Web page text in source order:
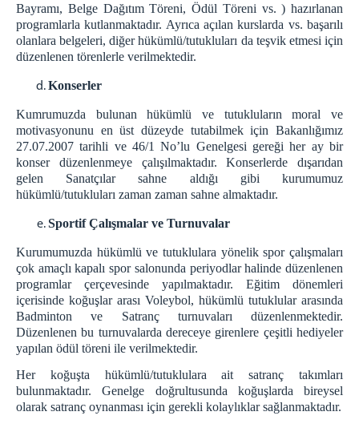
Bayramı, Belge Dağıtım Töreni, Ödül Töreni vs. ) hazırlanan
programlarla kutlanmaktadır. Ayrıca açılan kurslarda vs. başarılı
olanlara belgeleri, diğer hükümlü/tutukluları da teşvik etmesi için
düzenlenen törenlerle verilmektedir.
Konserler
Kumrumuzda bulunan hükümlü ve tutukluların moral ve
motivasyonunu en üst düzeyde tutabilmek için Bakanlığımız
27.07.2007 tarihli ve 46/1 No’lu Genelgesi gereği her ay bir
konser düzenlenmeye çalışılmaktadır. Konserlerde dışarıdan
gelen Sanatçılar sahne aldığı gibi kurumumuz
hükümlü/tutukluları zaman zaman sahne almaktadır.
Sportif Çalışmalar ve Turnuvalar
Kurumumuzda hükümlü ve tutuklulara yönelik spor çalışmaları
çok amaçlı kapalı spor salonunda periyodlar halinde düzenlenen
programlar çerçevesinde yapılmaktadır. Eğitim dönemleri
içerisinde koğuşlar arası Voleybol, hükümlü tutuklular arasında
Badminton ve Satranç turnuvaları düzenlenmektedir.
Düzenlenen bu turnuvalarda dereceye girenlere çeşitli hediyeler
yapılan ödül töreni ile verilmektedir.
Her koğuşta hükümlü/tutuklulara ait satranç takımları
bulunmaktadır. Genelge doğrultusunda koğuşlarda bireysel
olarak satranç oynanması için gerekli kolaylıklar sağlanmaktadır.